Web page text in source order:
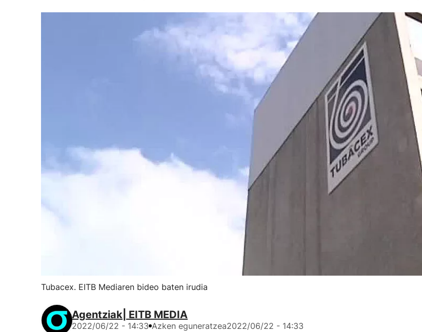
Tubacex. EITB Mediaren bideo baten irudia
Agentziak| EITB MEDIA
2022/06/22 - 14:33 Azken eguneratzea2022/06/22 - 14:33